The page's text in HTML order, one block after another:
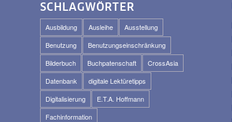
SCHLAGWÖRTER
Ausbildung Ausleihe
Ausstellung
Benutzung
Benutzungseinschränkung
Bilderbuch
Buchpatenschaft
CrossAsia
Datenbank
digitale Lektüretipps
Digitalisierung
E.T.A. Hoffmann
Fachinformation